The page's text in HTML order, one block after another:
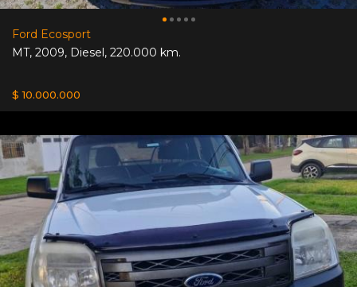
Ford Ecosport
MT, 2009, Diesel, 220.000 km.
$ 10.000.000